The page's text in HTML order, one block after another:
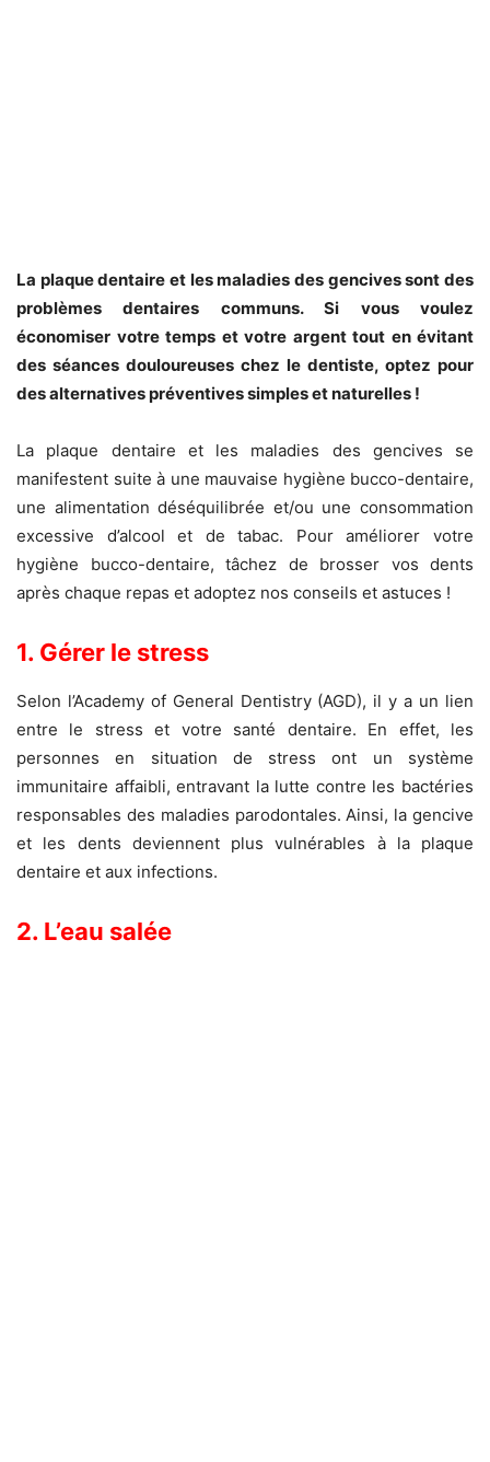
La plaque dentaire et les maladies des gencives sont des
problèmes dentaires communs. Si vous voulez
économiser votre temps et votre argent tout en évitant
des séances douloureuses chez le dentiste, optez pour
des alternatives préventives simples et naturelles !
La plaque dentaire et les maladies des gencives se
manifestent suite à une mauvaise hygiène bucco-dentaire,
une alimentation déséquilibrée et/ou une consommation
excessive d’alcool et de tabac. Pour améliorer votre
hygiène bucco-dentaire, tâchez de brosser vos dents
après chaque repas et adoptez nos conseils et astuces !
1. Gérer le stress
Selon l’Academy of General Dentistry (AGD), il y a un lien
entre le stress et votre santé dentaire. En effet, les
personnes en situation de stress ont un système
immunitaire affaibli, entravant la lutte contre les bactéries
responsables des maladies parodontales. Ainsi, la gencive
et les dents deviennent plus vulnérables à la plaque
dentaire et aux infections.
2. L’eau salée